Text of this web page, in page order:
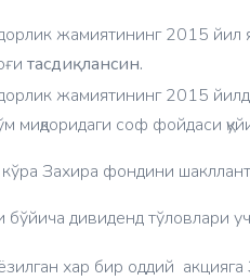
жамиятининг 2015
тасдиқлансин.
жамиятининг 2015
миқдоридаги соф фойдаси
Захира фондини
бўйича дивиденд тўловлари
хар бир оддий акцияга